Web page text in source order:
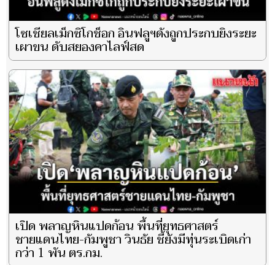
โซเชียลเม็กซิโกช็อก อินฟลูฯดังถูกประกบยิงระยะ
เผาขน ดับสยองคาไลฟ์สด
เปิด พลาญหินแปดก้อน พื้นที่ยุทธศาสตร์
ชายแดนไทย-กัมพูชา วินธัย ชี้ยังมีทุ่นระเบิดเก่า
กว่า 1 พัน ตร.กม.